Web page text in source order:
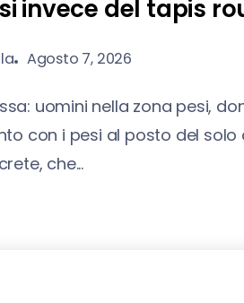
invece del tapis
Agosto 7, 2026
uomini nella zona pesi,
con i pesi al posto del
che...